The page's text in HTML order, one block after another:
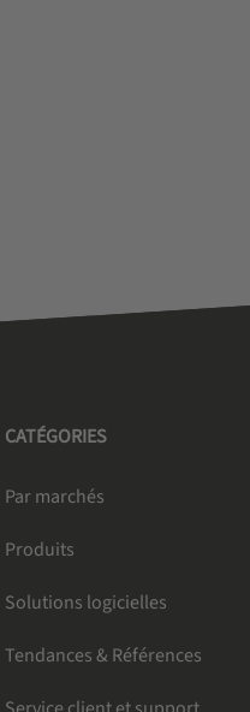
CATÉGORIES
Par marchés
Produits
Solutions logicielles
Tendances & Références